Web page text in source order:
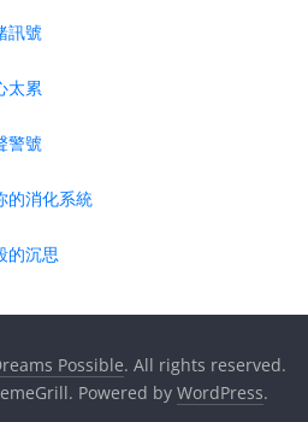
訊號
是心太累
警號
的消化系統
的沉思
Possible. All rights reserved.
Powered by WordPress.